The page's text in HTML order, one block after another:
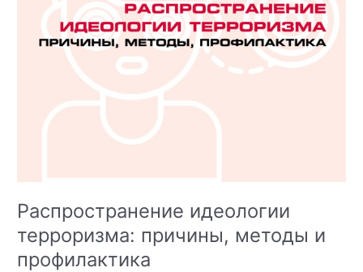
Распространение идеологии
терроризма: причины, методы и
профилактика